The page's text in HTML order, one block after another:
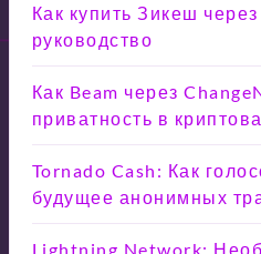
Как купить Зикеш
руководство
Как Beam через
приватность в
Tornado Cash: Как
будущее анонимных
Lightning Network: